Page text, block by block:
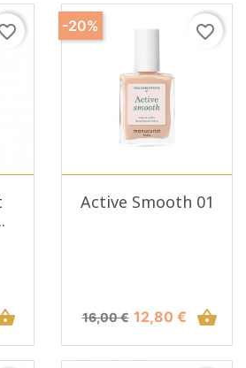
favorite_border
Active Smooth 01
Prix de base
16,00 € Prix
12,80 € shopping_basket
-20%